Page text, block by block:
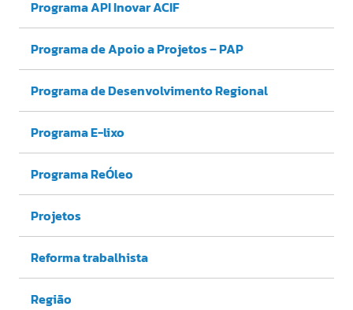
Programa API Inovar ACIF
Programa de Apoio a Projetos – PAP
Programa de Desenvolvimento Regional
Programa E-lixo
Programa ReÓleo
Projetos
Reforma trabalhista
Região